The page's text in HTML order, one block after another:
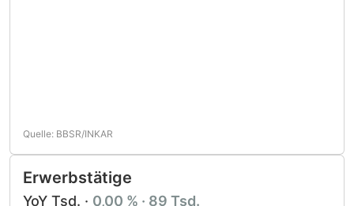
Quelle: BBSR/INKAR
Erwerbstätige
YoY Tsd. · 0,00 % · 89 Tsd.